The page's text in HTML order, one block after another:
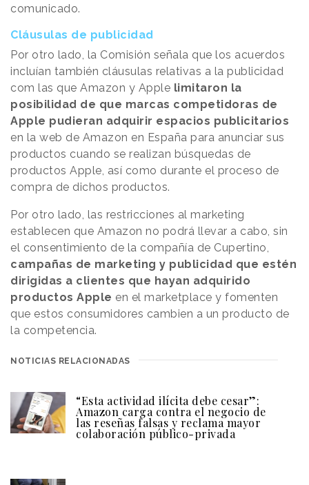
comunicado.
Cláusulas de publicidad
Por otro lado, la Comisión señala que los acuerdos
incluían también cláusulas relativas a la publicidad
com las que Amazon y Apple limitaron la
posibilidad de que marcas competidoras de
Apple pudieran adquirir espacios publicitarios
en la web de Amazon en España para anunciar sus
productos cuando se realizan búsquedas de
productos Apple, así como durante el proceso de
compra de dichos productos.
Por otro lado, las restricciones al marketing
establecen que Amazon no podrá llevar a cabo, sin
el consentimiento de la compañía de Cupertino,
campañas de marketing y publicidad que estén
dirigidas a clientes que hayan adquirido
productos Apple en el marketplace y fomenten
que estos consumidores cambien a un producto de
la competencia.
NOTICIAS RELACIONADAS
“Esta actividad ilícita debe cesar”:
Amazon carga contra el negocio de
las reseñas falsas y reclama mayor
colaboración público-privada